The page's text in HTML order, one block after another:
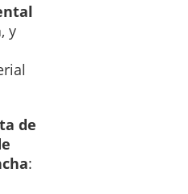
, y
de
: